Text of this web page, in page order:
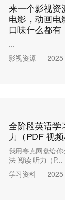
来一个影视资
电影，动画电
口味什么都有
...
影视资源
全阶段英语学
力（PDF 视
我用夸克网盘给
法 阅读 听力（P...
学习资料